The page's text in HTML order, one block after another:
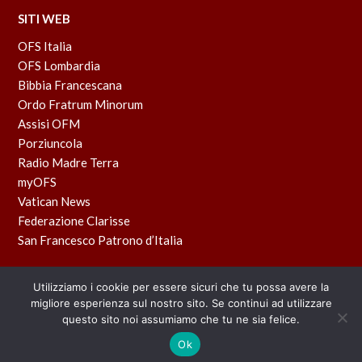
SITI WEB
OFS Italia
OFS Lombardia
Bibbia Francescana
Ordo Fratrum Minorum
Assisi OFM
Porziuncola
Radio Madre Terra
myOFS
Vatican News
Federazione Clarisse
San Francesco Patrono d’Italia
Powered byBLU TACO
Utilizziamo i cookie per essere sicuri che tu possa avere la
migliore esperienza sul nostro sito. Se continui ad utilizzare
questo sito noi assumiamo che tu ne sia felice.
Ok